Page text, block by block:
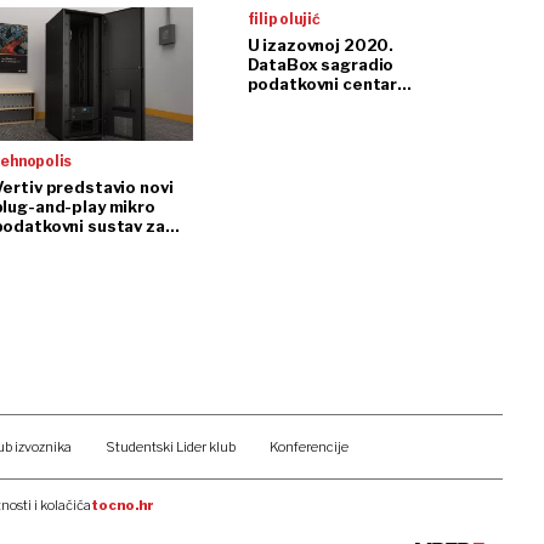
uložio više od 100
milijuna kuna
predstavio novi
and-play mikro
sustav za
filip olujić
U izazovnoj 2020.
DataBox sagradio
podatkovni centar
izvoznika Studentski Lider klub Konferencije
i kolačićatocno.hr